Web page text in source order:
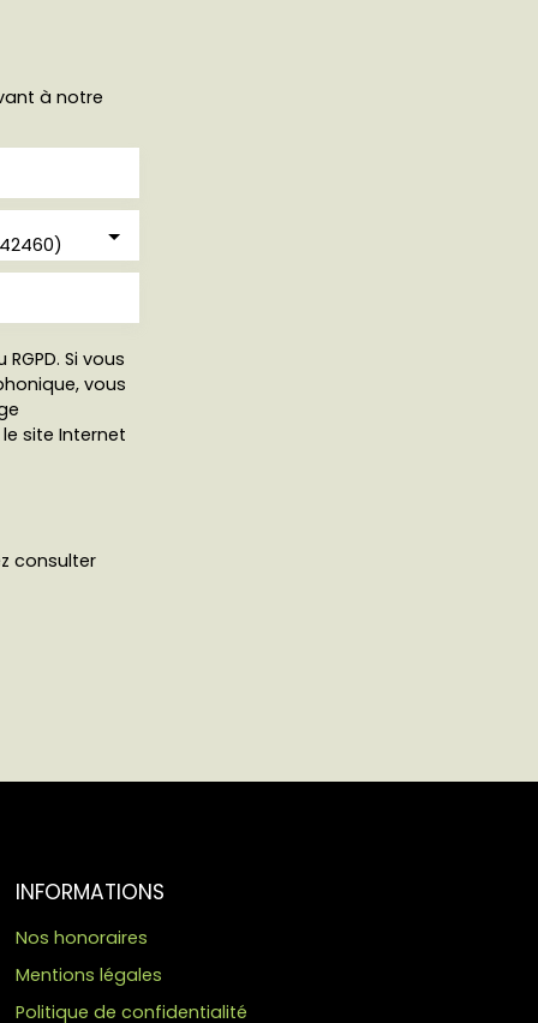
à notre
Si vous
vous
site Internet
consulter
INFORMATIONS
Nos honoraires
Mentions légales
Politique de confidentialité